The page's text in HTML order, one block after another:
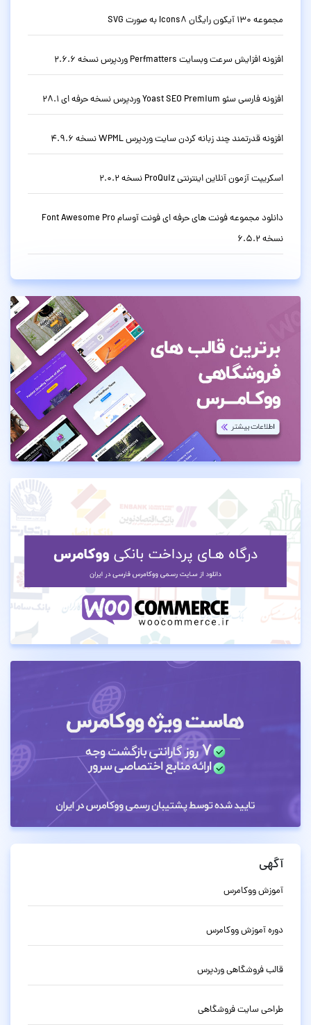
مجموعه 130 آیکون رایگان Icons8 به صورت SVG
افزونه افزایش سرعت وبسایت Perfmatters وردپرس نسخه 2.6.6
افزونه فارسی سئو Yoast SEO Premium وردپرس نسخه حرفه ای 28.1
افزونه قدرتمند چند زبانه کردن سایت وردپرس WPML نسخه 4.9.6
اسکریپت آزمون آنلاین اینترنتی ProQuiz نسخه 2.0.2
دانلود مجموعه فونت های حرفه ای فونت آوسام Font Awesome Pro
نسخه 6.5.2
آگهی
آموزش ووکامرس
دوره آموزش ووکامرس
قالب فروشگاهی وردپرس
طراحی سایت فروشگاهی